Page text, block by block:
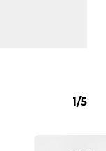
1/5